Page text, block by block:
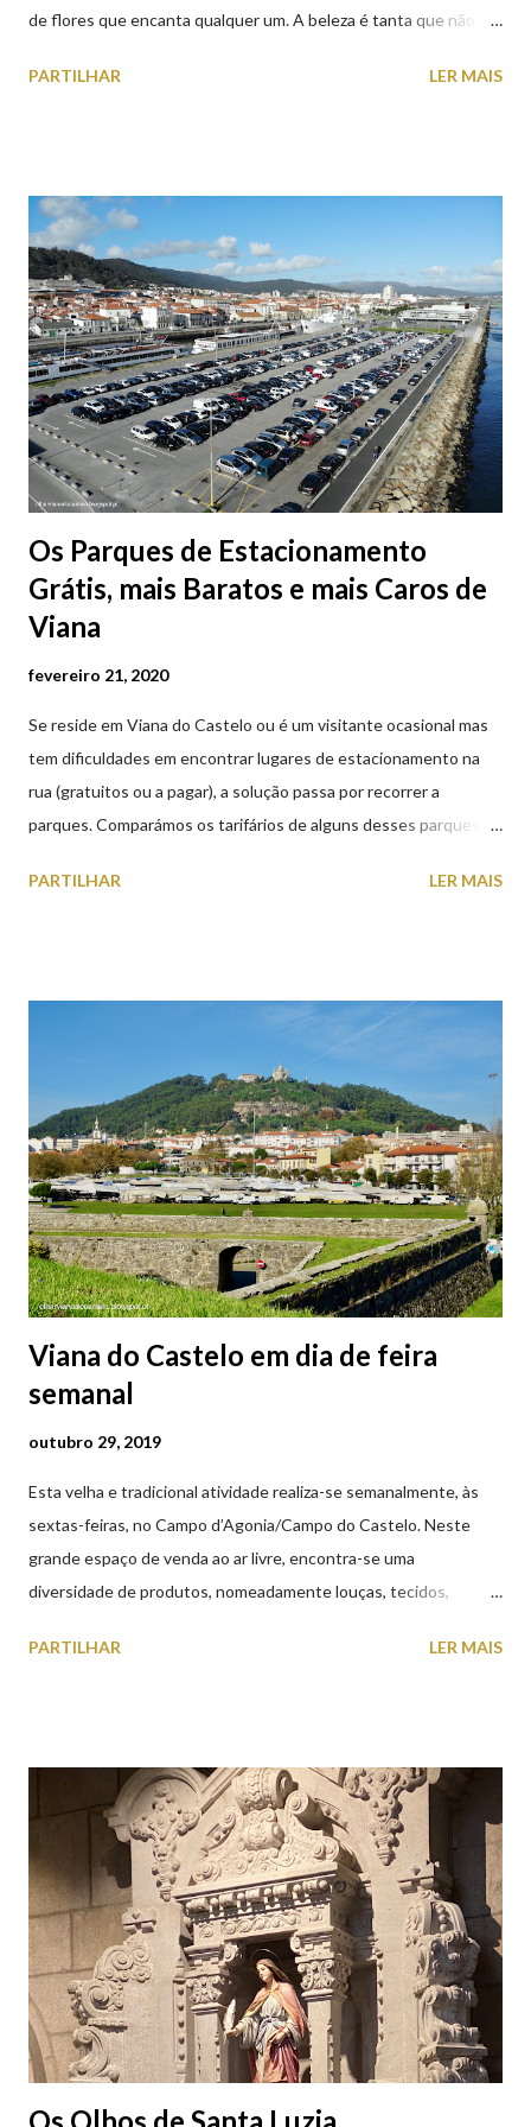
de flores que encanta qualquer um. A beleza é tanta que não
aproveite a paisagem como cenário para tirar algumas
PARTILHAR LER MAIS
Os Parques de Estacionamento
Grátis, mais Baratos e mais Caros de
Viana
fevereiro 21, 2020
Se reside em Viana do Castelo ou é um visitante ocasional mas
tem dificuldades em encontrar lugares de estacionamento na
rua (gratuitos ou a pagar), a solução passa por recorrer a
parques. Comparámos os tarifários de alguns desses parques de
subterrâneos) perto do centro da cidade (entenda-se por
subterrâneos. O Parque da Estação Viana Shopping é grátis de
2ª a 5ª feira a partir das 20:00 (DIAS ÚTEIS)
PARTILHAR LER MAIS
Viana do Castelo em dia de feira
semanal
outubro 29, 2019
Esta velha e tradicional atividade realiza-se semanalmente, às
sextas-feiras, no Campo d’Agonia/Campo do Castelo. Neste
grande espaço de venda ao ar livre, encontra-se uma
diversidade de produtos, nomeadamente louças, tecidos,
cobres entre muitos outros. Horário de funcionamento | Verão
(2019.10.25) Feira Semanal em Viana do Castelo (2019.10.25)
Feira Semanal em Viana do Castelo (2019.10.25) Feira Semanal
em Viana do Castelo (2019.10.25) Feira Semanal em Viana do
Castelo (2019.10.25) Feira Semanal em Viana do Castelo
(2019.10.25)
PARTILHAR LER MAIS